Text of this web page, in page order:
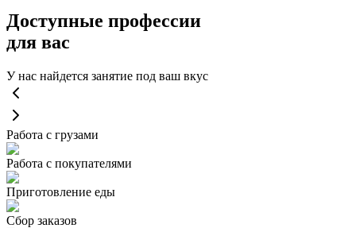
Доступные профессии
для вас
У нас найдется занятие под ваш вкус
Работа с грузами
Работа с покупателями
Приготовление еды
Сбор заказов